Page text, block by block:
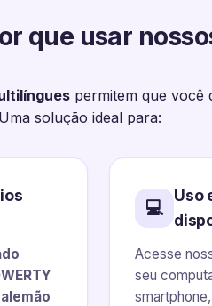
que usar
permitem que você
solução ideal para:
💻
Uso
Acesse
seu